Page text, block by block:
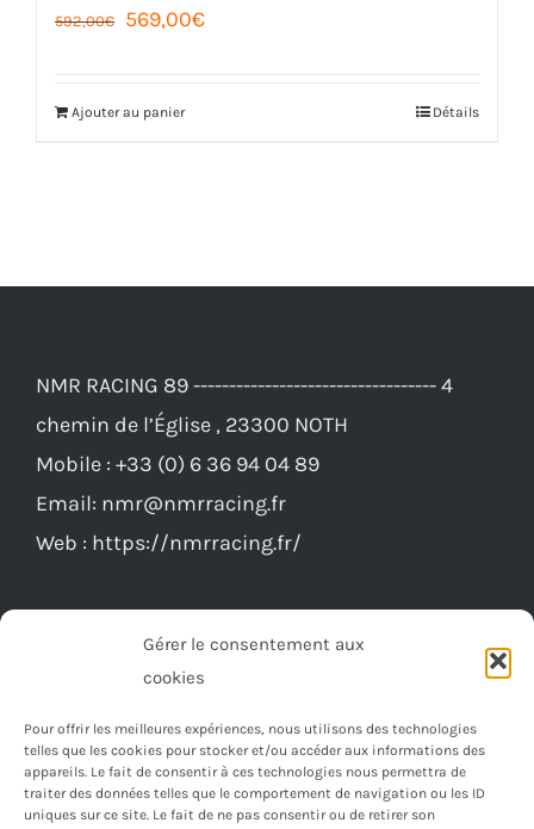
Gérer le consentement aux
cookies
Pour offrir les meilleures expériences, nous utilisons des technologies
telles que les cookies pour stocker et/ou accéder aux informations des
appareils. Le fait de consentir à ces technologies nous permettra de
traiter des données telles que le comportement de navigation ou les ID
uniques sur ce site. Le fait de ne pas consentir ou de retirer son
592,00€
Le
569,00€Le
Ajouter au panier Détails
NMR RACING 89 ---------------------------------- 4
chemin de l’Église , 23300 NOTH
Mobile : +33 (0) 6 36 94 04 89
Email: nmr@nmrracing.fr
Web : https://nmrracing.fr/